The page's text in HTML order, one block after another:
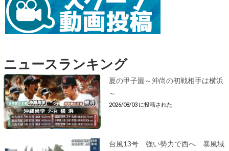
ニュースランキング
夏の甲子園～沖尚の初戦相手は横浜
～
2026/08/03 に投稿された
台風13号 強い勢力で西へ 暴風域